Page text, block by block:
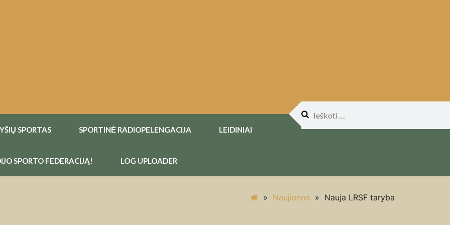
SPORTAS SPORTINĖ RADIOPELENGACIJA LEIDINIAI
SPORTO FEDERACIJĄ! LOG UPLOADER
Ieškoti:
» Naujienos » Nauja LRSF taryba